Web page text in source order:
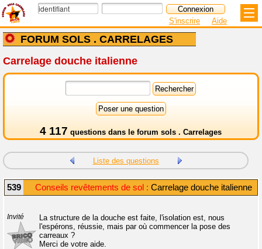
FORUM SOLS . CARRELAGES
S'inscrire Aide
Carrelage douche italienne
4 117 questions dans le forum sols . Carrelages
Liste des questions
539 Conseils revêtements de sol : Carrelage douche italienne
Invité
La structure de la douche est faite, l'isolation est, nous
l'espérons, réussie, mais par où commencer la pose des
carreaux ?
Merci de votre aide.